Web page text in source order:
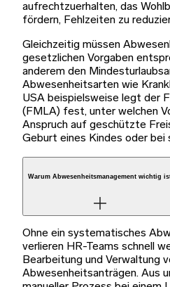
aufrechtzuerhalten, das
fördern, Fehlzeiten zu
Gleichzeitig müssen
gesetzlichen Vorgaben
anderem den
Abwesenheitsarten wie
USA beispielsweise legt der
(FMLA) fest, unter welchen
Anspruch auf geschützte
Geburt eines Kindes oder bei
Warum Abwesenheitsmanagement wichtig
Ohne ein systematisches
verlieren HR-Teams schnell
Bearbeitung und Verwaltung
Abwesenheitsanträgen. Aus